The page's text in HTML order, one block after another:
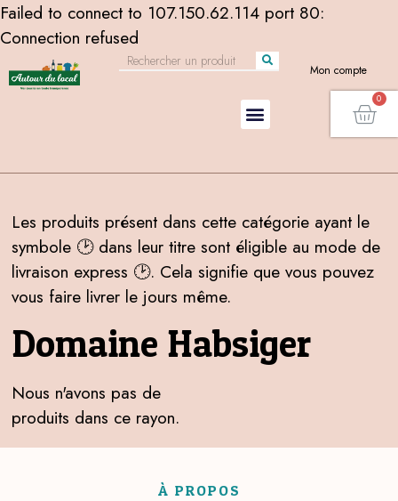
Failed to connect to 107.150.62.114 port 80:
Connection refused
Mon compte
Les produits présent dans cette catégorie ayant le
symbole 🕑 dans leur titre sont éligible au mode de
livraison express 🕑. Cela signifie que vous pouvez
vous faire livrer le jours même.
Domaine Habsiger
Nous n'avons pas de
produits dans ce rayon.
À PROPOS